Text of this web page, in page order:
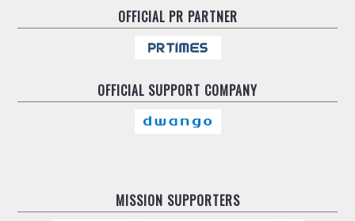
OFFICIALPR PARTNER
OFFICIAL SUPPORT COMPANY
MISSION SUPPORTERS